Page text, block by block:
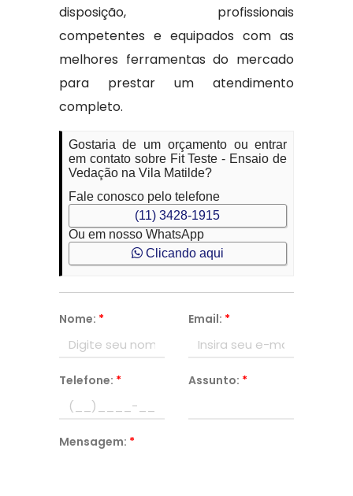
disposição, profissionais
competentes e equipados com as
melhores ferramentas do mercado
para prestar um atendimento
completo.
Gostaria de um orçamento ou entrar
em contato sobre Fit Teste - Ensaio de
Vedação na Vila Matilde?
Fale conosco pelo telefone
(11) 3428-1915
Ou em nosso WhatsApp
Clicando aqui
Nome: * Email: *
Telefone: * Assunto: *
Mensagem: *